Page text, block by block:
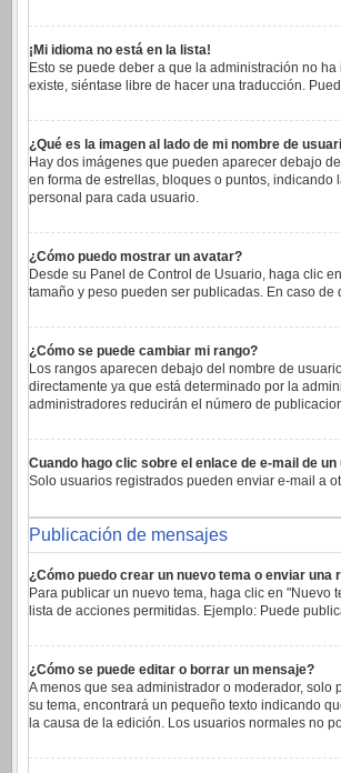
¡Mi idioma no está en la lista!
Esto se puede deber a que la administración no
existe, siéntase libre de hacer una traducción.
¿Qué es la imagen al lado de mi nombre de
Hay dos imágenes que pueden aparecer debajo
en forma de estrellas, bloques o puntos,
personal para cada usuario.
¿Cómo puedo mostrar un avatar?
Desde su Panel de Control de Usuario, haga clic
tamaño y peso pueden ser publicadas. En caso
¿Cómo se puede cambiar mi rango?
Los rangos aparecen debajo del nombre de
directamente ya que está determinado por la
administradores reducirán el número de
Cuando hago clic sobre el enlace de e-mail de
Solo usuarios registrados pueden enviar e-mail a
Publicación de mensajes
¿Cómo puedo crear un nuevo tema o enviar una
Para publicar un nuevo tema, haga clic en "Nuevo
lista de acciones permitidas. Ejemplo: Puede
¿Cómo se puede editar o borrar un mensaje?
A menos que sea administrador o moderador,
su tema, encontrará un pequeño texto indicando
la causa de la edición. Los usuarios normales no